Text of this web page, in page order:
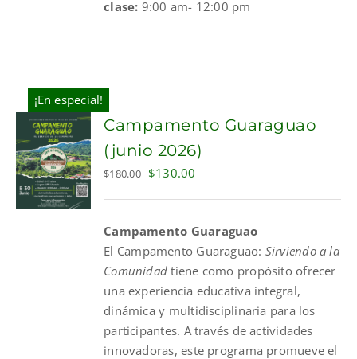
clase: 9:00 am- 12:00 pm
¡En especial!
ADD TO
CART
Campamento Guaraguao
(junio 2026)
$180.00 Original
$180.00.
$130.00
$130.00.
Campamento Guaraguao
El Campamento Guaraguao: Sirviendo a la
Comunidad tiene como propósito ofrecer
una experiencia educativa integral,
dinámica y multidisciplinaria para los
participantes. A través de actividades
innovadoras, este programa promueve el